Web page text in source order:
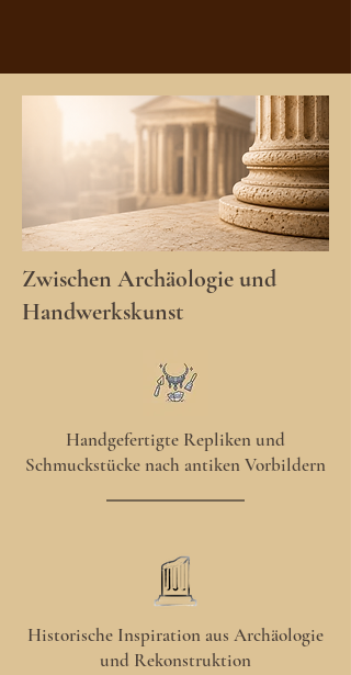
Zwischen Archäologie und
Handwerkskunst
Handgefertigte Repliken und
Schmuckstücke nach antiken Vorbildern
Historische Inspiration aus Archäologie
und Rekonstruktion